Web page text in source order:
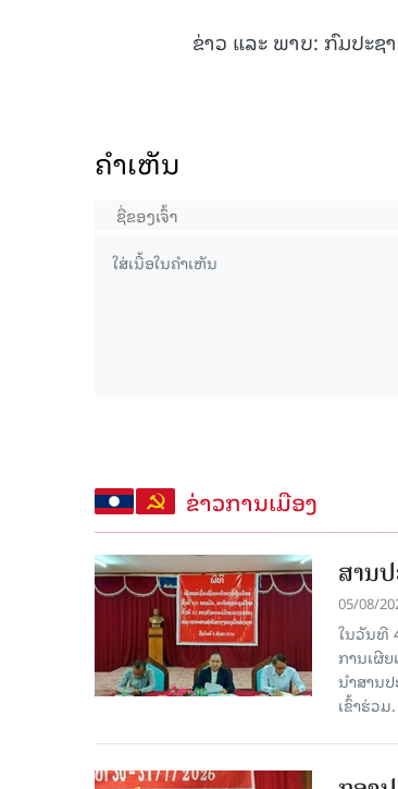
ຂ່າວ ແລະ ພາບ: ກົມປະ
ຄໍາເຫັນ
ຂ່າວການເມືອງ
ສານ
05/08/
ໃນວັນທີ
ການເຜີ
ນໍາສານ
ເຂົ້າຮ່ວມ.